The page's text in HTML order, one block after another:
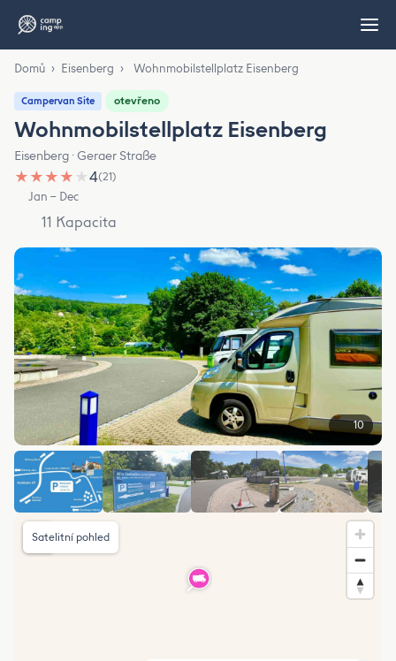
Domů › Eisenberg › Wohnmobilstellplatz Eisenberg
Campervan Site otevřeno
Wohnmobilstellplatz Eisenberg
Eisenberg · Geraer Straße
★ ★ ★ ★ ★4(21)
Jan – Dec
11 Kapacita
10
Satelitní pohled